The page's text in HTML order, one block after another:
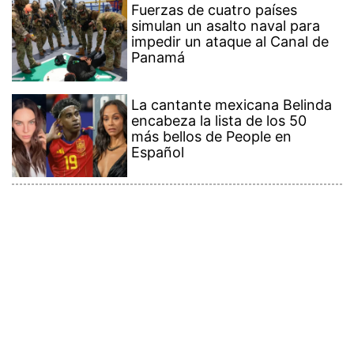
Fuerzas de cuatro países
simulan un asalto naval para
impedir un ataque al Canal de
Panamá
La cantante mexicana Belinda
encabeza la lista de los 50
más bellos de People en
Español